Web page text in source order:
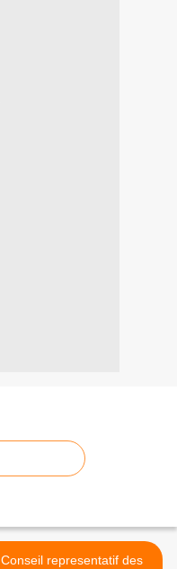
Conseil representatif des